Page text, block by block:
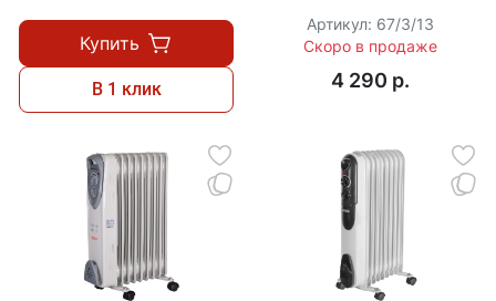
Купить
В 1 клик
Артикул: 67/3/13
Скоро в продаже
4 290 p.